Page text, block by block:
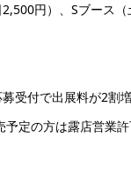
円）、Sブース
受付で出展料が2割
定の方は露店営業